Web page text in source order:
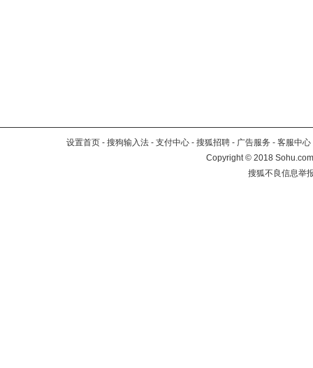
设置首页 - 搜狗输入法 - 支付中心 - 搜狐招聘 - 广告服务 - 客服中心
Copyright©2018
搜狐不良信息举